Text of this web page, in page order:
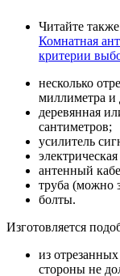
Читайте
Комнатная
критерии
несколько
миллиметра и
деревянная
сантиметров;
усилитель
антенный
труба (можно
болты.
Изготовляется
из
стороны не